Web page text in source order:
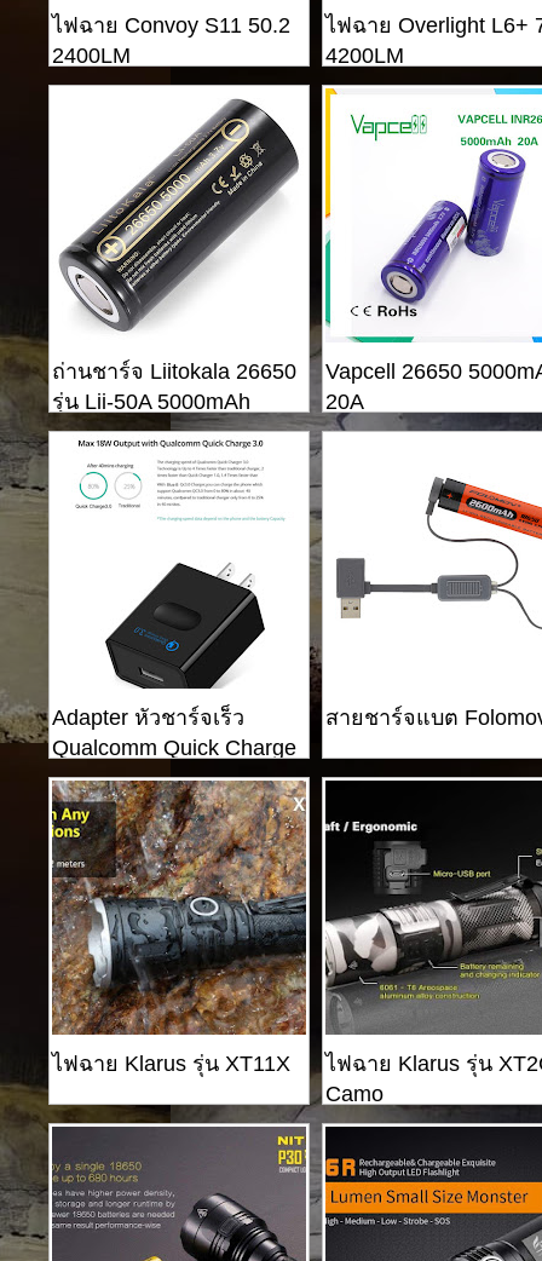
ไฟฉาย Convoy S11 50.2
2400LM
ไฟฉาย Overlight L6+
4200LM
ถ่านชาร์จ Liitokala 26650
รุ่น Lii-50A 5000mAh
26650
Vapcell 26650
20A
Adapter หัวชาร์จเร็ว
Qualcomm Quick Charge
3.0
สายชาร์จแบต
ไฟฉาย Klarus รุ่น XT11X
ไฟฉาย Klarus รุ่น
Camo